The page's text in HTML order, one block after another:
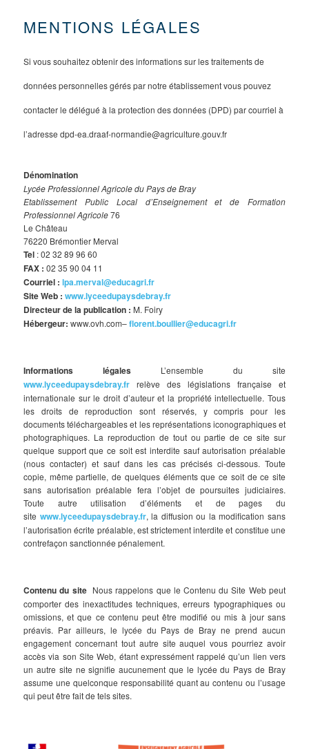
MENTIONS LÉGALES
Si vous souhaitez obtenir des informations sur les traitements de
données personnelles gérés par notre établissement vous pouvez
contacter le délégué à la protection des données (DPD) par courriel à
l’adresse dpd-ea.draaf-normandie@agriculture.gouv.fr
Dénomination
Lycée Professionnel Agricole du Pays de Bray
Etablissement Public Local d’Enseignement et de Formation
Professionnel Agricole76
Le Château
76220 Brémontier Merval
Tel : 02 32 89 96 60
FAX : 02 35 90 04 11
Courriel :lpa.merval@educagri.fr
Site Web :www.lyceedupaysdebray.fr
Directeur de la publication : M. Foiry
Hébergeur:www.ovh.com–florent.boullier@educagri.fr
Informations légales L’ensemble du site
www.lyceedupaysdebray.fr relève des législations française et
internationale sur le droit d’auteur et la propriété intellectuelle. Tous
les droits de reproduction sont réservés, y compris pour les
documents téléchargeables et les représentations iconographiques et
photographiques. La reproduction de tout ou partie de ce site sur
quelque support que ce soit est interdite sauf autorisation préalable
(nous contacter) et sauf dans les cas précisés ci-dessous. Toute
copie, même partielle, de quelques éléments que ce soit de ce site
sans autorisation préalable fera l’objet de poursuites judiciaires.
Toute autre utilisation d’éléments et de pages du
site www.lyceedupaysdebray.fr, la diffusion ou la modification sans
l’autorisation écrite préalable, est strictement interdite et constitue une
contrefaçon sanctionnée pénalement.
Contenu du site Nous rappelons que le Contenu du Site Web peut
comporter des inexactitudes techniques, erreurs typographiques ou
omissions, et que ce contenu peut être modifié ou mis à jour sans
préavis. Par ailleurs, le lycée du Pays de Bray ne prend aucun
engagement concernant tout autre site auquel vous pourriez avoir
accès via son Site Web, étant expressément rappelé qu’un lien vers
un autre site ne signifie aucunement que le lycée du Pays de Bray
assume une quelconque responsabilité quant au contenu ou l’usage
qui peut être fait de tels sites.